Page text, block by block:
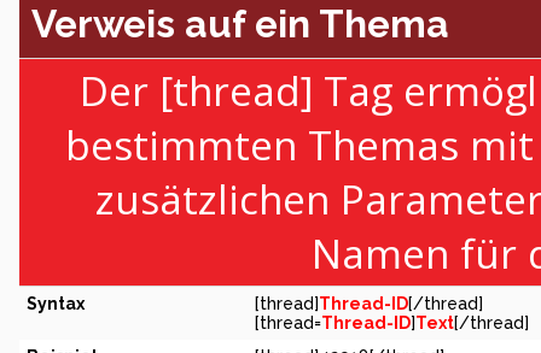
Verweis auf ein Thema
Der [thread] Tag
bestimmten Themas
zusätzlichen
Namen für
Syntax [thread]Thread-ID[/thread]
[thread=Thread-ID]Text[/thread]